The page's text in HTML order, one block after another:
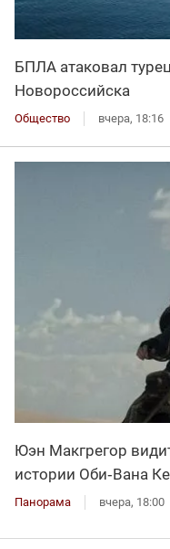
БПЛА атаковал
Новороссийска
Общество вчера, 18:16
Юэн Макгрегор
истории Оби‑Вана
Панорама вчера, 18:00